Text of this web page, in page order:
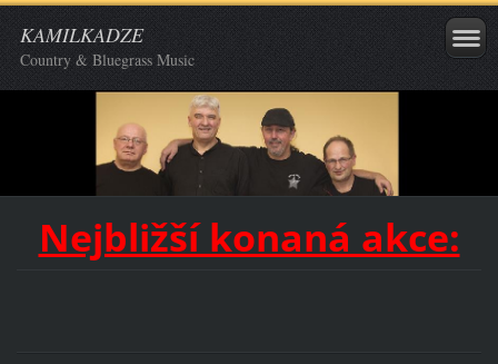
KAMILKADZE
Country & Bluegrass Music
Nejbližší konaná akce: